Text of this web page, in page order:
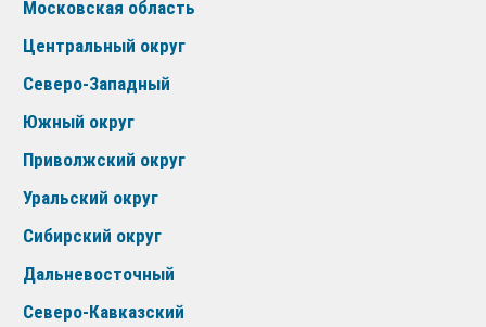
Московская область
Центральный округ
Северо-Западный
Южный округ
Приволжский округ
Уральский округ
Сибирский округ
Дальневосточный
Северо-Кавказский